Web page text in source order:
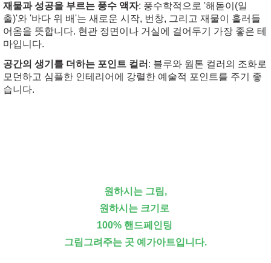
재물과 성공을 부르는 풍수 액자: 풍수학적으로 '해돋이(일
출)'와 '바다 위 배'는 새로운 시작, 번창, 그리고 재물이 흘러들
어옴을 뜻합니다. 현관 정면이나 거실에 걸어두기 가장 좋은 테
마입니다.
공간의 생기를 더하는 포인트 컬러 : 블루와 웜톤 컬러의 조화로
모던하고 심플한 인테리어에 강렬한 예술적 포인트를 주기 좋
습니다.
원하시는 그림,
원하시는 크기로
100% 핸드페인팅
그림그려주는 곳 예가아트입니다.